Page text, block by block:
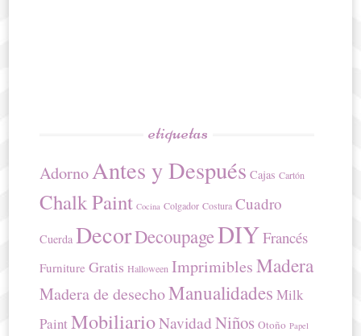
etiquetas
AdornoAntes y Después Cajas Cartón
Chalk Paint Cocina Colgador Costura Cuadro
Cuerda DecorDecoupageDIYFrancés
Furniture Gratis Halloween ImprimiblesMadera
Madera de desechoManualidades Milk
Paint MobiliarioNavidad Niños Otoño Papel